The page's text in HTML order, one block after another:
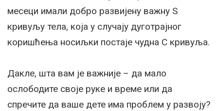
месеци имали добро развијену важну S
кривуљу тела, која у случају дуготрајног
коришћења носиљки постаје чудна С кривуља.
Дакле, шта вам је важније – да мало
ослободите своје руке и време или да
спречите да ваше дете има проблем у развоју?